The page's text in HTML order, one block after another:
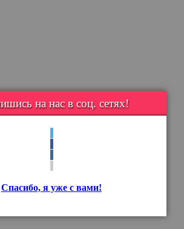
на нас в соц. сетях!
Спасибо, я уже с вами!